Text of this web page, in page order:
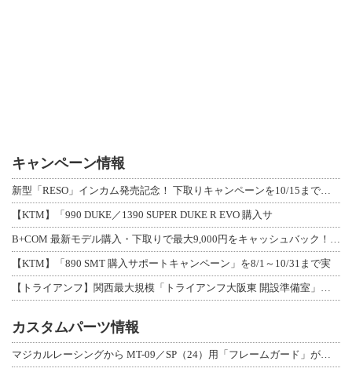
キャンペーン情報
新型「RESO」インカム発売記念！ 下取りキャンペーンを10/15まで延長して開
【KTM】「990 DUKE／1390 SUPER DUKE R EVO 購入サ
B+COM 最新モデル購入・下取りで最大9,000円をキャッシュバック！「B+F
【KTM】「890 SMT 購入サポートキャンペーン」を8/1～10/31まで実
【トライアンフ】関西最大規模「トライアンフ大阪東 開設準備室」がオープン！ 限定
カスタムパーツ情報
マジカルレーシングから MT-09／SP（24）用「フレームガード」が登場！